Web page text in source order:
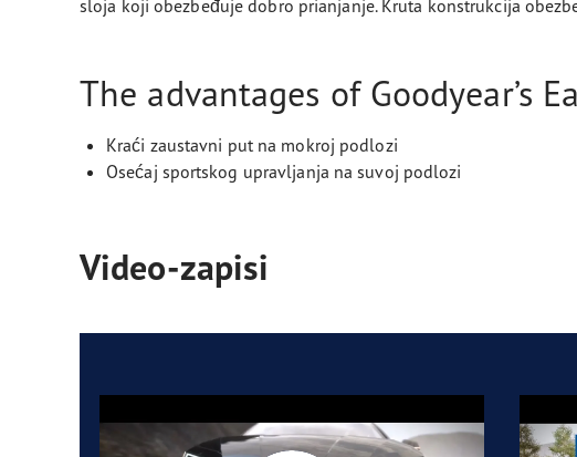
sloja koji obezbeđuje dobro prianjanje. Kruta konstrukcija
The advantages of Goodyear’s
Kraći zaustavni put na mokroj podlozi
Osećaj sportskog upravljanja na suvoj podlozi
Video-zapisi